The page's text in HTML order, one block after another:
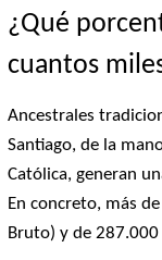
¿Qué
cuantos
Ancestrales
Santiago, de la
Católica, generan
En concreto, más
Bruto) y de